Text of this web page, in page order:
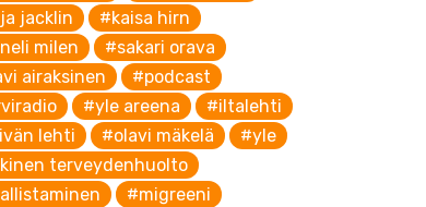
jacklin
#kaisa hirn
milen
#sakari orava
airaksinen
#podcast
#yle areena
#iltalehti
lehti
#olavi mäkelä
#yle
terveydenhuolto
#migreeni